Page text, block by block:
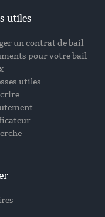
utiles
un contrat de bail
pour votre bail
utiles